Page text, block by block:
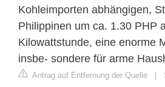
Kohleimporten abhängigen,
Philippinen um ca. 1.30 PHP
Kilowattstunde, eine enorme
insbe- sondere für arme
Antrag auf Entfernung der Quelle |